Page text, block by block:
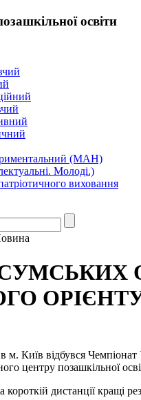
освіти
(МАН)
Молоді.)
виховання
Київ відбувся Чемпіонат
центру позашкільної
дистанції кращі